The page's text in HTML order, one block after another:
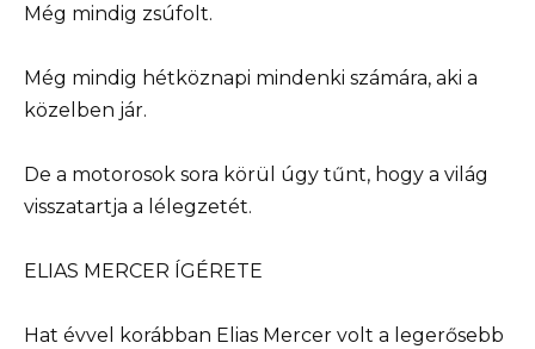
Még mindig zsúfolt.
Még mindig hétköznapi mindenki számára, aki a
közelben jár.
De a motorosok sora körül úgy tűnt, hogy a világ
visszatartja a lélegzetét.
ELIAS MERCER ÍGÉRETE
Hat évvel korábban Elias Mercer volt a legerősebb